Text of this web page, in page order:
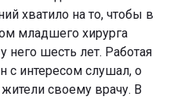
хватило на то, чтобы в
младшего хирурга
него шесть лет. Работая
с интересом слушал, о
своему врачу. В